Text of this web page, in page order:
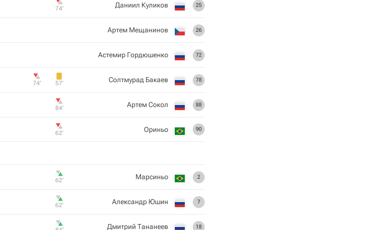
25
Даниил Куликов
74‎’‎
26
Артем Мещанинов
72
Астемир Гордюшенко
78
Солтмурад Бакаев
57‎’‎
74‎’‎
88
Артем Сокол
84‎’‎
90
Ориньо
62‎’‎
2
Марсиньо
62‎’‎
7
Александр Юшин
62‎’‎
18
Дмитрий Тананеев